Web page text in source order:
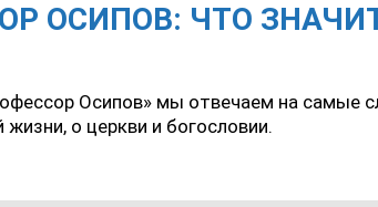
ОСИПОВ: ЧТО
Осипов» мы отвечаем на самые
о церкви и богословии.